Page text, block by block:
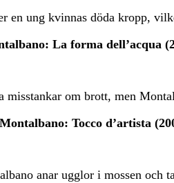
en ung kvinnas döda kropp,
La forma dell’acqua
om brott, men
Tocco d’artista
anar ugglor i mossen och